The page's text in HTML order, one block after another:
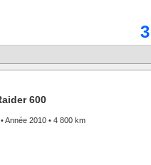
600
Année 2010 • 4 800 km